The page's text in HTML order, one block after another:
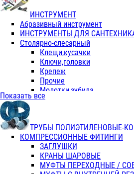
ИНСТРУМЕНТ
Абразивный инструмент
ИНСТРУМЕНТЫ ДЛЯ
Столярно-слесарный
Клещи,кусачки
Ключи,головки
Крепеж
Прочие
Молотки,зубила
Отвертки
Хоз. инвентарь
ЭЛ. ИНСТРУМЕНТ OASIS
Показать все
ТРУБЫ ПОЛИЭТИЛЕНОВЫЕ-
КОМПРЕССИОННЫЕ ФИТИНГИ
ЗАГЛУШКИ
КРАНЫ ШАРОВЫЕ
МУФТЫ ПЕРЕХОДНЫЕ /